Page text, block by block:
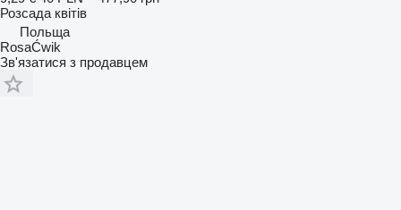
Розсада квітів
Польща
RosaĆwik
Зв'язатися з продавцем